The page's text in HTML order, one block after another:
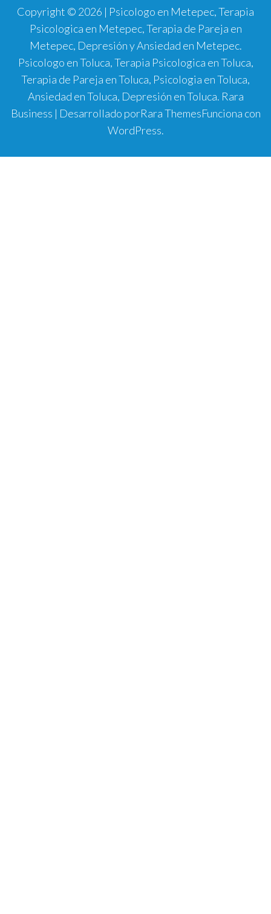
Copyright © 2026 | Psicologo en Metepec, Terapia
Psicologica en Metepec, Terapia de Pareja en
Metepec, Depresión y Ansiedad en Metepec.
Psicologo en Toluca, Terapia Psicologica en Toluca,
Terapia de Pareja en Toluca, Psicologia en Toluca,
Ansiedad en Toluca, Depresión en Toluca. Rara
Business | Desarrollado porRara ThemesFunciona con
WordPress.